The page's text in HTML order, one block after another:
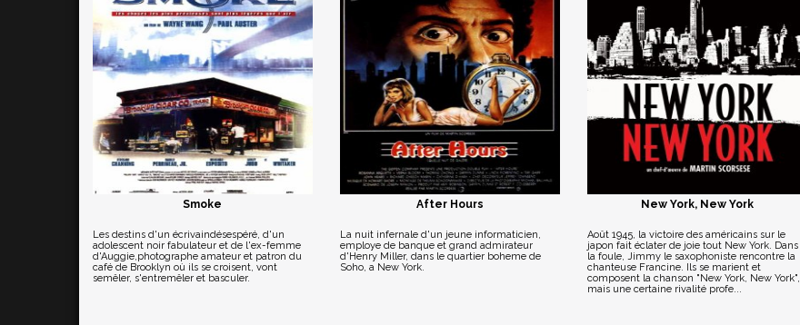
Smoke
Les destins d'un écrivaindésespéré, d'un
adolescent noir fabulateur et de l'ex-femme
d'Auggie,photographe amateur et patron du
café de Brooklyn où ils se croisent, vont
semêler, s'entremêler et basculer.
After Hours
La nuit infernale d'un jeune informaticien,
employe de banque et grand admirateur
d'Henry Miller, dans le quartier boheme de
Soho, a New York.
New York, New York
Août 1945, la victoire des américains sur le
japon fait éclater de joie tout New York. Dans
la foule, Jimmy le saxophoniste rencontre la
chanteuse Francine. Ils se marient et
composent la chanson "New York, New York",
mais une certaine rivalité profe...